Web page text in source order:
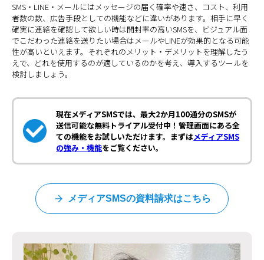
SMS・LINE・メールにはメッセージの届く確率や速さ、コスト、利用
者数の数、広告手段としての機能などに違いがあります。相手に早く
確実に連絡を確認して欲しい時は開封率の高いSMSを、ビジュアル面
でこだわった連絡を送りたい場合はメールやLINEが効果的となる可能
性が高いといえます。それぞれのメリット・デメリットを理解したう
えで、どれを使用するのが適しているのかを考え、導入するツールを
検討しましょう。
現在メディアSMSでは、最大2か月100通分のSMSが
送信可能な無料トライアル受付中！管理画面にある全
ての機能をお試しいただけます。まずはメディアSMS
の強み・機能をご覧ください。
メディアSMSの資料請求はこちら